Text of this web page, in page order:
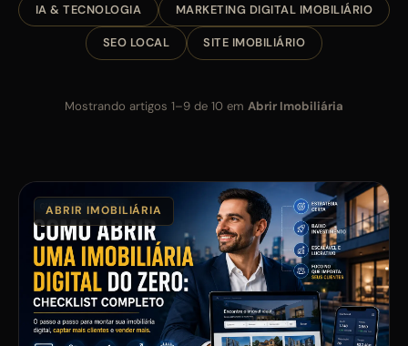
IA & TECNOLOGIA MARKETING DIGITAL IMOBILIÁRIO
SEO LOCAL SITE IMOBILIÁRIO
Mostrando artigos 1–9 de 10 em Abrir Imobiliária
ABRIR IMOBILIÁRIA